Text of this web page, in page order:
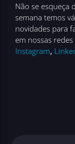
Não se esqueça
semana temos
novidades para
em nossas
Instagram,